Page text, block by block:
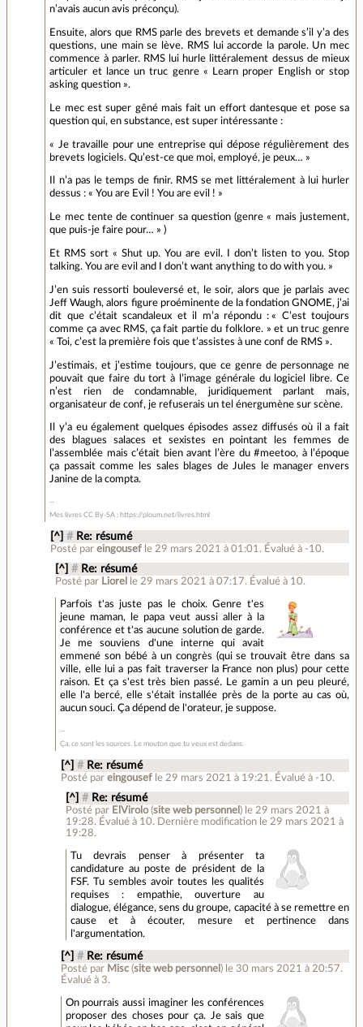
n’avais aucun avis préconçu).
Ensuite, alors que RMS parle des brevets et demande s’il y’a des
questions, une main se lève. RMS lui accorde la parole. Un mec
commence à parler. RMS lui hurle littéralement dessus de mieux
articuler et lance un truc genre « Learn proper English or stop
asking question ».
Le mec est super gêné mais fait un effort dantesque et pose sa
question qui, en substance, est super intéressante :
« Je travaille pour une entreprise qui dépose régulièrement des
brevets logiciels. Qu’est-ce que moi, employé, je peux… »
Il n’a pas le temps de finir. RMS se met littéralement à lui hurler
dessus : « You are Evil ! You are evil ! »
Le mec tente de continuer sa question (genre « mais justement,
que puis-je faire pour… » )
Et RMS sort « Shut up. You are evil. I don’t listen to you. Stop
talking. You are evil and I don’t want anything to do with you. »
J’en suis ressorti bouleversé et, le soir, alors que je parlais avec
Jeff Waugh, alors figure proéminente de la fondation GNOME, j’ai
dit que c’était scandaleux et il m’a répondu : « C’est toujours
comme ça avec RMS, ça fait partie du folklore. » et un truc genre
« Toi, c’est la première fois que t’assistes à une conf de RMS ».
J’estimais, et j’estime toujours, que ce genre de personnage ne
pouvait que faire du tort à l’image générale du logiciel libre. Ce
n’est rien de condamnable, juridiquement parlant mais,
organisateur de conf, je refuserais un tel énergumène sur scène.
Il y’a eu également quelques épisodes assez diffusés où il a fait
des blagues salaces et sexistes en pointant les femmes de
l’assemblée mais c’était bien avant l’ère du #meetoo, à l’époque
ça passait comme les sales blages de Jules le manager envers
Janine de la compta.
Mes livres CC By-SA : https://ploum.net/livres.html
[^] # Re: résumé
Posté par eingousef le 29 mars 2021 à 01:01 . Évalué à -10.
[^] # Re: résumé
Posté par Liorel le 29 mars 2021 à 07:17. Évalué à 10.
Parfois t'as juste pas le choix. Genre t'es
jeune maman, le papa veut aussi aller à la
conférence et t'as aucune solution de garde.
Je me souviens d'une interne qui avait
emmené son bébé à un congrès (qui se trouvait être dans sa
ville, elle lui a pas fait traverser la France non plus) pour cette
raison. Et ça s'est très bien passé. Le gamin a un peu pleuré,
elle l'a bercé, elle s'était installée près de la porte au cas où,
aucun souci. Ça dépend de l'orateur, je suppose.
Ça, ce sont les sources. Le mouton que tu veux est dedans.
[^] # Re: résumé
Posté par eingousef le 29 mars 2021 à 19:21 . Évalué à -10.
[^] # Re: résumé
Posté par ElVirolo(site web personnel ) le 29 mars 2021 à
19:28. Évalué à 10. Dernière modification le 29 mars 2021 à
19:28.
Tu devrais penser à présenter ta
candidature au poste de président de la
FSF. Tu sembles avoir toutes les qualités
requises : empathie, ouverture au
dialogue, élégance, sens du groupe, capacité à se remettre en
cause et à écouter, mesure et pertinence dans
l'argumentation.
[^] # Re: résumé
Posté par Misc(site web personnel ) le 30 mars 2021 à 20:57.
Évalué à 3.
On pourrais aussi imaginer les conférences
proposer des choses pour ça. Je sais que